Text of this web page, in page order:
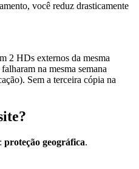
você reduz drasticamente
2 HDs externos da mesma
na mesma semana
Sem a terceira cópia na
proteção geográfica.